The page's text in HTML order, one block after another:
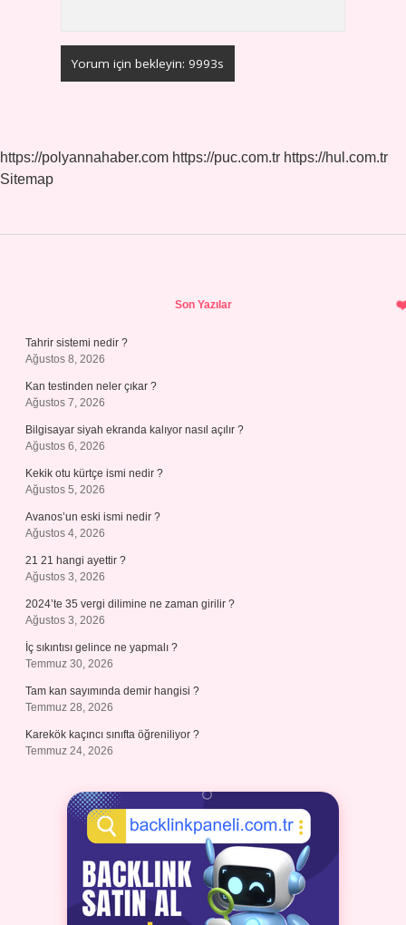
https://polyannahaber.com https://puc.com.tr https://hul.com.tr
Sitemap
Son Yazılar
Tahrir sistemi nedir ?
Ağustos 8, 2026
Kan testinden neler çıkar ?
Ağustos 7, 2026
Bilgisayar siyah ekranda kalıyor nasıl açılır ?
Ağustos 6, 2026
Kekik otu kürtçe ismi nedir ?
Ağustos 5, 2026
Avanos’un eski ismi nedir ?
Ağustos 4, 2026
21 21 hangi ayettir ?
Ağustos 3, 2026
2024’te 35 vergi dilimine ne zaman girilir ?
Ağustos 3, 2026
İç sıkıntısı gelince ne yapmalı ?
Temmuz 30, 2026
Tam kan sayımında demir hangisi ?
Temmuz 28, 2026
Karekök kaçıncı sınıfta öğreniliyor ?
Temmuz 24, 2026